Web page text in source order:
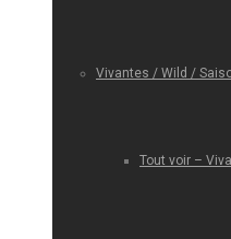
Vivantes / Wild /
Tout voir –